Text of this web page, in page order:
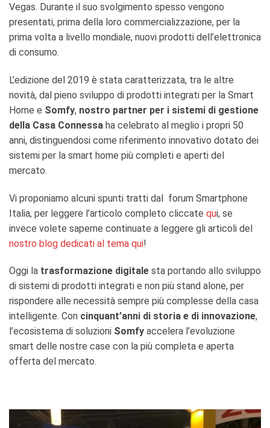
Vegas. Durante il suo svolgimento spesso vengono
presentati, prima della loro commercializzazione, per la
prima volta a livello mondiale, nuovi prodotti dell’elettronica
di consumo.
L’edizione del 2019 è stata caratterizzata, tra le altre
novità, dal pieno sviluppo di prodotti integrati per la Smart
Home e Somfy, nostro partner per i sistemi di gestione
della Casa Connessa ha celebrato al meglio i propri 50
anni, distinguendosi come riferimento innovativo dotato dei
sistemi per la smart home più completi e aperti del
mercato.
Vi proponiamo alcuni spunti tratti dal forum Smartphone
Italia, per leggere l’articolo completo cliccate qui, se
invece volete saperne continuate a leggere gli articoli del
nostro blog dedicati al tema qui!
Oggi la trasformazione digitale sta portando allo sviluppo
di sistemi di prodotti integrati e non più stand alone, per
rispondere alle necessità sempre più complesse della casa
intelligente. Con cinquant’anni di storia e di innovazione,
l’ecosistema di soluzioni Somfy accelera l’evoluzione
smart delle nostre case con la più completa e aperta
offerta del mercato.